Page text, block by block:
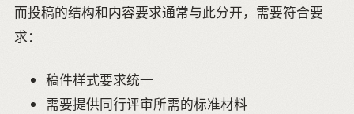
而投稿的结构和内容要求通常与此分开，需要符合要
求：
稿件样式要求统一
需要提供同行评审所需的标准材料